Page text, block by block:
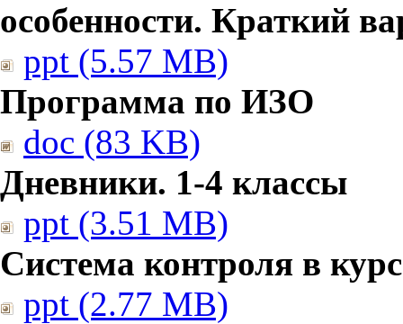
особенности. Краткий
ppt (5.57 MB)
Программа по ИЗО
doc (83 KB)
Дневники. 1-4 классы
ppt (3.51 MB)
Система контроля в
ppt (2.77 MB)